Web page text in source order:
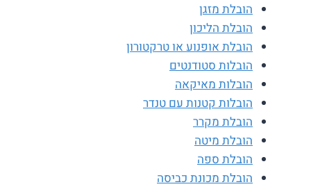
הובלת מזגן
הובלת הליכון
הובלת אופנוע או טרקטורון
הובלות סטודנטים
הובלות מאיקאה
הובלות קטנות עם טנדר
הובלת מקרר
הובלת מיטה
הובלת ספה
הובלת מכונת כביסה